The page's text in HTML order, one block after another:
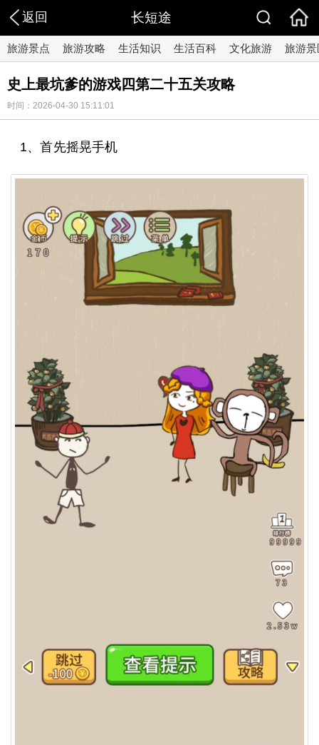
返回 长短途
旅游景点 旅游攻略 生活知识 生活百科 文化旅游 旅游景
史上最坑爹的游戏四第二十五关攻略
时间：2026-04-30 15:11:01
1、首先摇晃手机